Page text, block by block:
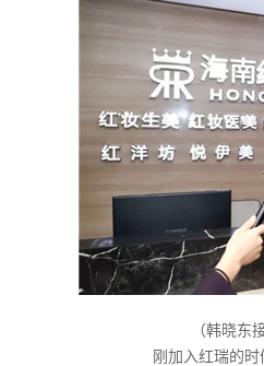
（韩晓东
刚加入红瑞的时